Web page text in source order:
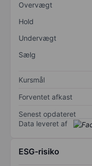
Overvægt
Hold
Undervægt
Sælg
Kursmål
Forventet afkast
Senest opdateret
Data leveret af
ESG-risiko